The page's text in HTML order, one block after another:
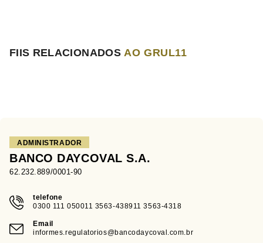
FIIS RELACIONADOSAO GRUL11
ADMINISTRADOR
BANCO DAYCOVAL S.A.
62.232.889/0001-90
telefone
0300 111 050011 3563-438911 3563-4318
Email
informes.regulatorios@bancodaycoval.com.br